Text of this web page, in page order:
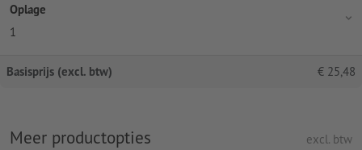
Oplage
1
Basisprijs (excl. btw) € 25,48
Meer productopties excl. btw